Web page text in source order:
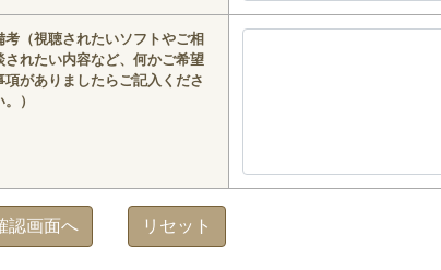
考（視聴されたいソフトやご相
されたい内容など、何かご希望
項がありましたらご記入くださ
）